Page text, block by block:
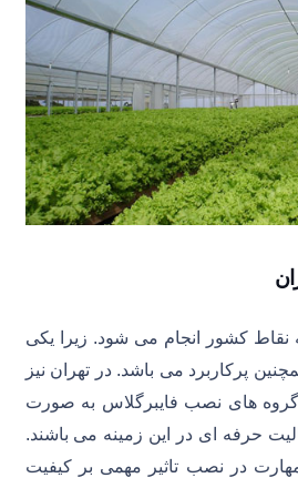
کشور انجام می شود. زیرا یکی
پرکاربرد می باشد. در تهران نیز
های نصب فایبرگلاس به صورت
حرفه ای در این زمینه می باشند.
در نصب تاثیر مهمی بر کیفیت